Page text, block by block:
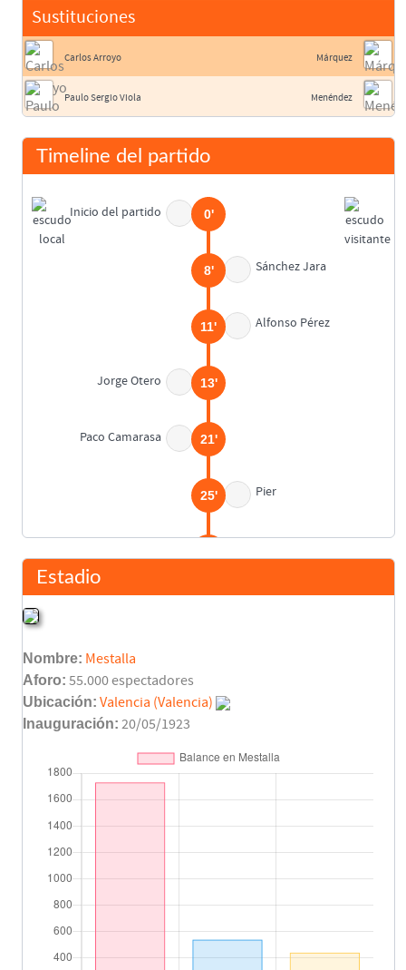
Sustituciones
Carlos Arroyo
Paulo Sergio Viola
Márquez
Menéndez
Timeline del partido
Inicio del partido 0'
Sánchez Jara
8'
Alfonso Pérez
11'
Jorge Otero 13'
Paco Camarasa 21'
Pier
25'
Pepe Gálvez
Asist: Jose Ignacio Sáenz
José Manuel Sietes
Iomar Mazinho
Pepe Gálvez
Estadio
Nombre: Mestalla
Aforo: 55.000 espectadores
Ubicación: Valencia (Valencia)
Inauguración: 20/05/1923